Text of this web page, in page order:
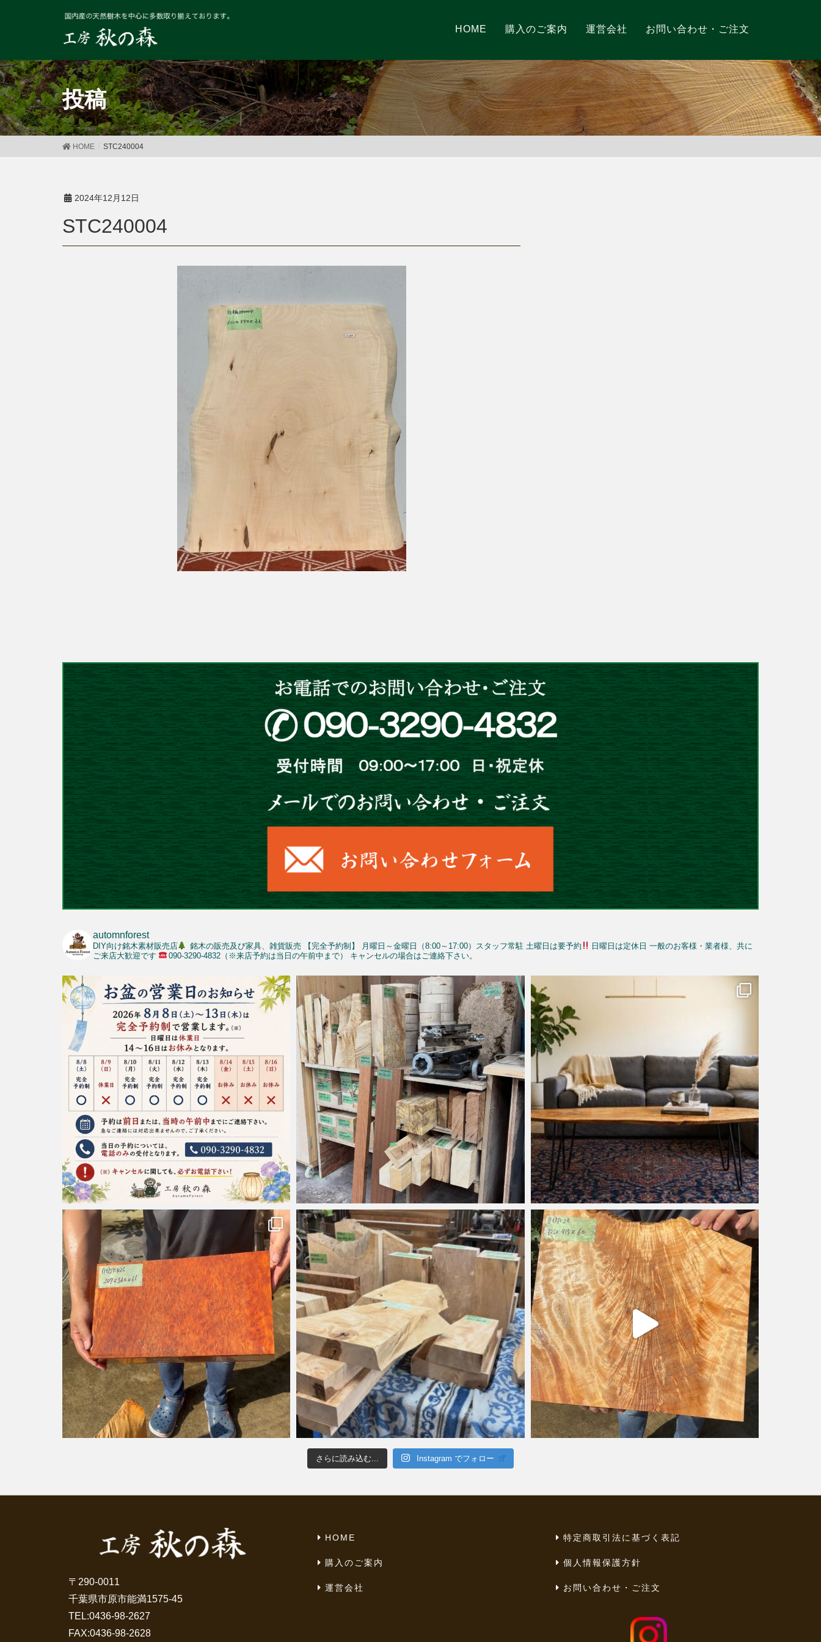
HOME 購入のご案内 運営会社 お問い合わせ・ご注文
投稿
HOME STC240004
2024年12月12日
STC240004
automnforest
DIY向け銘木素材販売店 銘木の販売及び家具、雑貨販売 【完全予約制】 月曜日～金曜日（8:00～17:00）スタッフ常駐 土曜日は要予約 日曜日は定休日 一般のお客様・業者様、共に
ご来店大歓迎です
090-3290-4832（※来店予約は当日の午前中まで） キャンセルの場合はご連絡下さい。
さらに読み込む... Instagram でフォロー
〒290-0011
千葉県市原市能満1575-45
TEL:0436-98-2627
FAX:0436-98-2628
HOME
購入のご案内
運営会社
特定商取引法に基づく表記
個人情報保護方針
お問い合わせ・ご注文